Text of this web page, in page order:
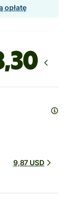
opłatę
9,87 USD